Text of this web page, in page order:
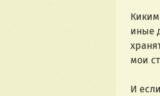
иные
мои
И